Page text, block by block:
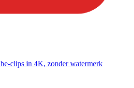
clips in 4K, zonder watermerk